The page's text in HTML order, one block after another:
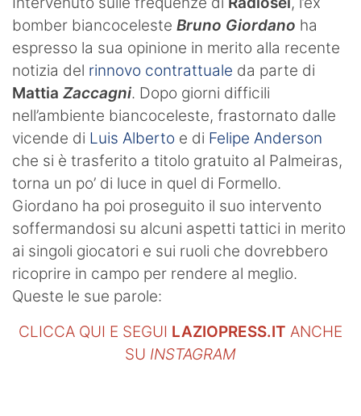
bomber biancoceleste Bruno Giordano ha
espresso la sua opinione in merito alla recente
notizia del rinnovo contrattuale da parte di
Mattia Zaccagni. Dopo giorni difficili
nell’ambiente biancoceleste, frastornato dalle
vicende di Luis Alberto e di Felipe Anderson
che si è trasferito a titolo gratuito al Palmeiras,
torna un po’ di luce in quel di Formello.
Giordano ha poi proseguito il suo intervento
soffermandosi su alcuni aspetti tattici in merito
ai singoli giocatori e sui ruoli che dovrebbero
ricoprire in campo per rendere al meglio.
Queste le sue parole:
CLICCA QUI E SEGUI LAZIOPRESS.IT ANCHE
SU INSTAGRAM